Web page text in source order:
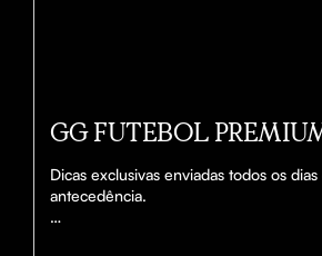
GG FUTEBOL
Dicas exclusivas enviadas todos os
antecedência.